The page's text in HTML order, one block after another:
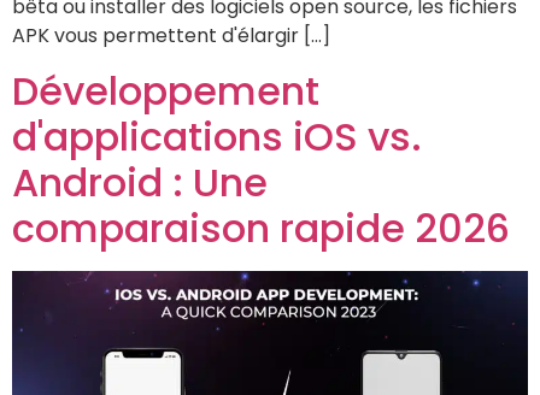
bêta ou installer des logiciels open source, les fichiers
APK vous permettent d'élargir […]
Développement
d'applications iOS vs.
Android : Une
comparaison rapide 2026